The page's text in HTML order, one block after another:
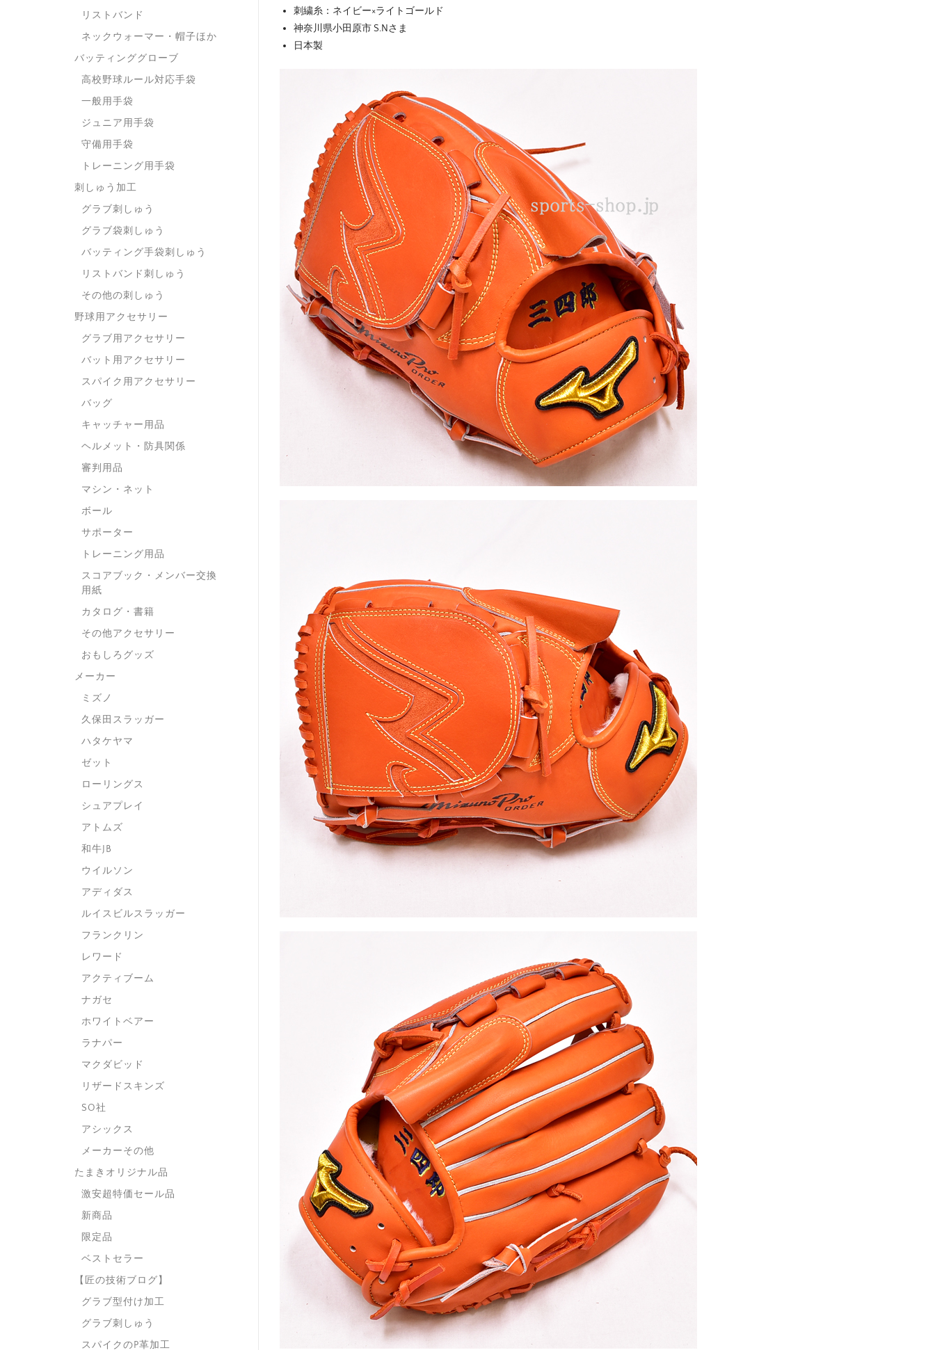
刺繍糸：ネイビー×ライトゴールド
神奈川県小田原市 S.Nさま
日本製
リストバンド
ネックウォーマー・帽子ほか
バッティンググローブ
高校野球ルール対応手袋
一般用手袋
ジュニア用手袋
守備用手袋
トレーニング用手袋
刺しゅう加工
グラブ刺しゅう
グラブ袋刺しゅう
バッティング手袋刺しゅう
リストバンド刺しゅう
その他の刺しゅう
野球用アクセサリー
グラブ用アクセサリー
バット用アクセサリー
スパイク用アクセサリー
バッグ
キャッチャー用品
ヘルメット・防具関係
審判用品
マシン・ネット
ボール
サポーター
トレーニング用品
スコアブック・メンバー交換
用紙
カタログ・書籍
その他アクセサリー
おもしろグッズ
メーカー
ミズノ
久保田スラッガー
ハタケヤマ
ゼット
ローリングス
シュアプレイ
アトムズ
和牛JB
ウイルソン
アディダス
ルイスビルスラッガー
フランクリン
レワード
アクティブーム
ナガセ
ホワイトベアー
ラナパー
マクダビッド
リザードスキンズ
SO社
アシックス
メーカーその他
たまきオリジナル品
激安超特価セール品
新商品
限定品
ベストセラー
【匠の技術ブログ】
グラブ型付け加工
グラブ刺しゅう
スパイクのP革加工